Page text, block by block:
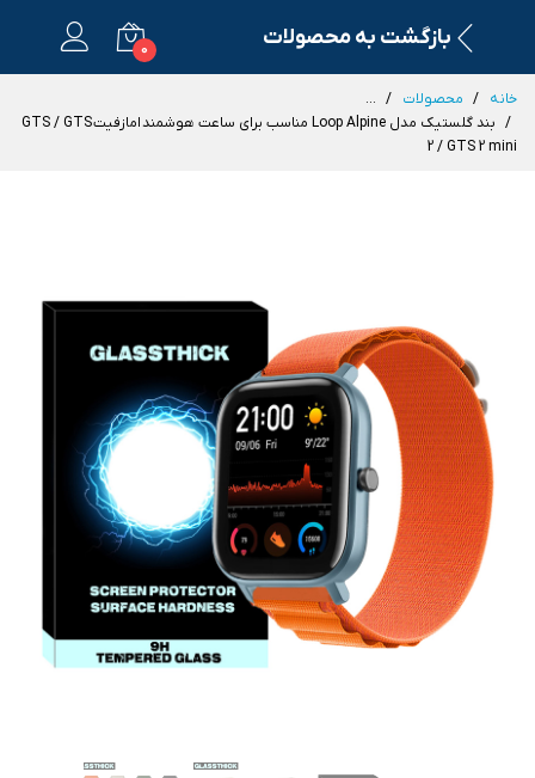
بازگشت به محصولات 0
خانه محصولات
...
بند گلستیک مدل Loop Alpine مناسب برای ساعت هوشمند امازفیت GTS / GTS
2 / GTS 2 mini